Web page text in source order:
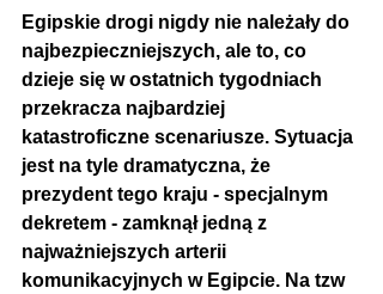
Egipskie drogi nigdy nie należały do
najbezpieczniejszych, ale to, co
dzieje się w ostatnich tygodniach
przekracza najbardziej
katastroficzne scenariusze. Sytuacja
jest na tyle dramatyczna, że
prezydent tego kraju - specjalnym
dekretem - zamknął jedną z
najważniejszych arterii
komunikacyjnych w Egipcie. Na tzw